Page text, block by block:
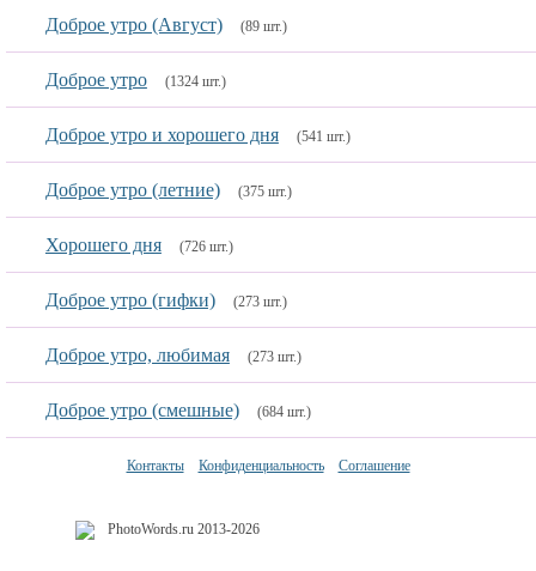
Доброе утро (Август) (89 шт.)
Доброе утро (1324 шт.)
Доброе утро и хорошего дня (541 шт.)
Доброе утро (летние) (375 шт.)
Хорошего дня (726 шт.)
Доброе утро (гифки) (273 шт.)
Доброе утро, любимая (273 шт.)
Доброе утро (смешные) (684 шт.)
Контакты Конфиденциальность Соглашение
PhotoWords.ru 2013-2026